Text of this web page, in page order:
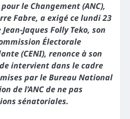
le Changement (ANC),
Fabre, a exigé ce lundi 23
Jaques Folly Teko, son
Électorale
(CENI), renonce à son
intervient dans le cadre
par le Bureau National
de l’ANC de ne pas
sénatoriales.